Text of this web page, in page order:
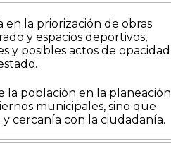
la priorización de obras
y espacios deportivos,
y posibles actos de opacidad
la población en la
municipales, sino que
cercanía con la ciudadanía.